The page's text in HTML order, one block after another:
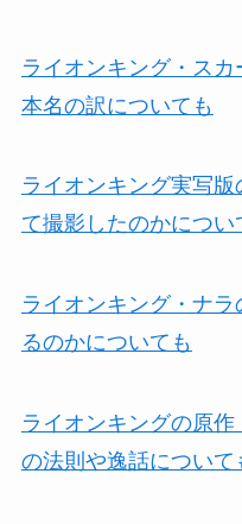
ライオンキング・ス
本名の訳についても
ライオンキング実写
て撮影したのかについ
ライオンキング・ナ
るのかについても
ライオンキングの原
の法則や逸話について